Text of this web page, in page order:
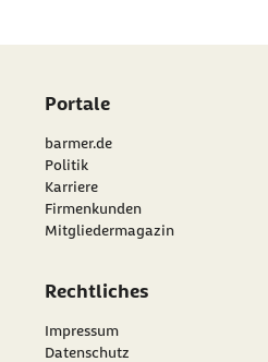
Portale
barmer.de
Politik
Karriere
Firmenkunden
Mitgliedermagazin
Rechtliches
Impressum
Datenschutz